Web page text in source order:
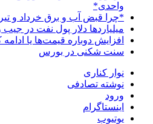
واحدی*
*چرا قبض آب و برق خرداد و تیر ۳ تا ۴ برابر شده است؟ *
میلیاردها دلار پول نفت در
افزایش دوباره قیمت‌ها یا
سنت شکنی در بورس
نوار کناری
نوشته تصادفی
ورود
اینستاگرام
یوتیوب